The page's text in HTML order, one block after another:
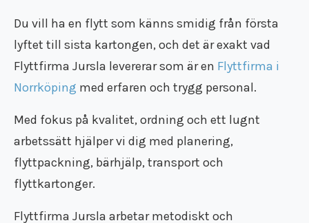
Flyttfirma Askersund
Flyttfirma Boxholm
Flyttfirma Eksjö
Flyttfirma Enköping
Flyttfirma Fagersta
Flyttfirma Finland
Flyttfirma Fjugesta
Flyttfirma Gnesta
Flyttstädning Torshälla
Flyttstädning Kolmården
Flyttstädning Åtvidaberg
Flyttstädning Borensberg
Flyttstädning Mariefred
Flyttstädning Vingåker
Flyttstädning Ödeshög
Flyttstädning Vadstena
Flyttstädning Östergötland
Slutstädning
Transportföretag
Du vill ha en flytt som känns smidig från första
lyftet till sista kartongen, och det är exakt vad
Flyttfirma Jursla levererar som är en Flyttfirma i
Norrköping med erfaren och trygg personal.
Med fokus på kvalitet, ordning och ett lugnt
arbetssätt hjälper vi dig med planering,
flyttpackning, bärhjälp, transport och
flyttkartonger.
Flyttfirma Jursla arbetar metodiskt och